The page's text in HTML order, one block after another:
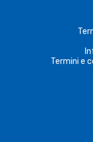
Termini e